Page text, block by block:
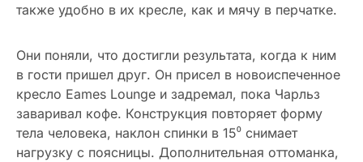
также удобно в их кресле, как и мячу в перчатке.
Они поняли, что достигли результата, когда к ним
в гости пришел друг. Он присел в новоиспеченное
кресло Eames Lounge и задремал, пока Чарльз
заваривал кофе. Конструкция повторяет форму
тела человека, наклон спинки в 15⁰ снимает
нагрузку с поясницы. Дополнительная оттоманка,